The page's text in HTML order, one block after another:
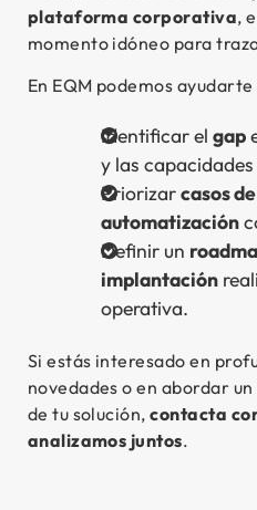
plataforma corporativa,
momento idóneo para
En EQM podemos ayudarte
Identificar el gap
y las
Priorizarcasos
automatización
Definir un
implantación
operativa.
Si estás interesado en
novedades o en abordar
de tu solución,contacta
analizamos juntos.